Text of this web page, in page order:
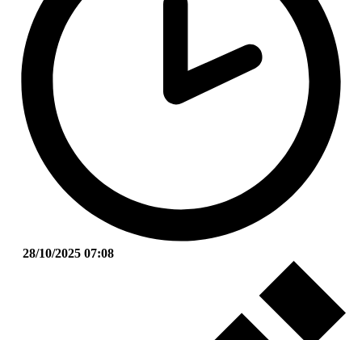
28/10/2025 07:08